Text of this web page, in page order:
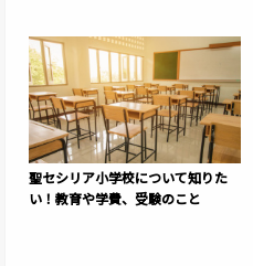
聖セシリア小学校について知りた
い！教育や学費、受験のこと